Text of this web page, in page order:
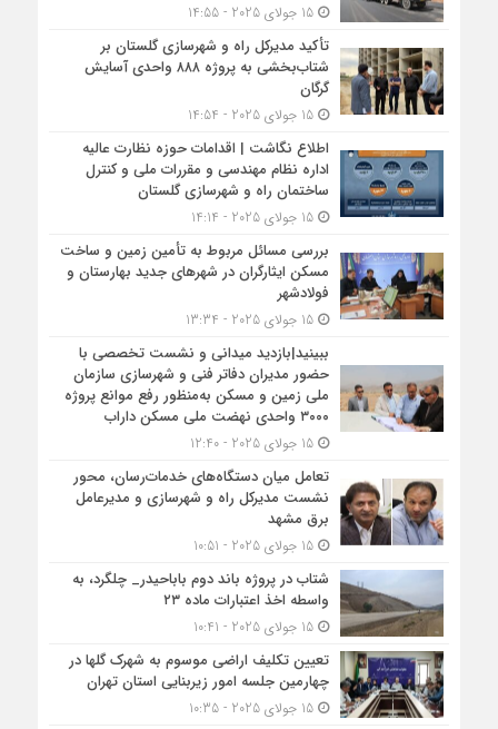
15 جولای 2025 - 14:55
تأکید مدیرکل راه و شهرسازی گلستان بر
شتاب‌بخشی به پروژه ۸۸۸ واحدی آسایش
گرگان
15 جولای 2025 - 14:54
اطلاع نگاشت | اقدامات حوزه نظارت عالیه
اداره نظام مهندسی و مقررات ملی و کنترل
ساختمان راه و شهرسازی گلستان
15 جولای 2025 - 14:14
بررسی مسائل مربوط به تأمین زمین و ساخت
مسکن ایثارگران در شهرهای جدید بهارستان و
فولادشهر
15 جولای 2025 - 13:34
ببینید|بازدید میدانی و نشست تخصصی با
حضور مدیران دفاتر فنی و شهرسازی سازمان
ملی زمین و مسکن به‌منظور رفع موانع پروژه
۳۰۰۰ واحدی نهضت ملی مسکن داراب
15 جولای 2025 - 12:40
تعامل میان دستگاه‌های خدمات‌رسان، محور
نشست مدیرکل راه و شهرسازی و مدیرعامل
برق مشهد
15 جولای 2025 - 10:51
شتاب در پروژه باند دوم باباحیدر_ چلگرد، به
واسطه اخذ اعتبارات ماده ۲۳
15 جولای 2025 - 10:41
تعیین تکلیف اراضی موسوم به شهرک گلها در
چهارمین جلسه امور زیربنایی استان تهران
15 جولای 2025 - 10:35